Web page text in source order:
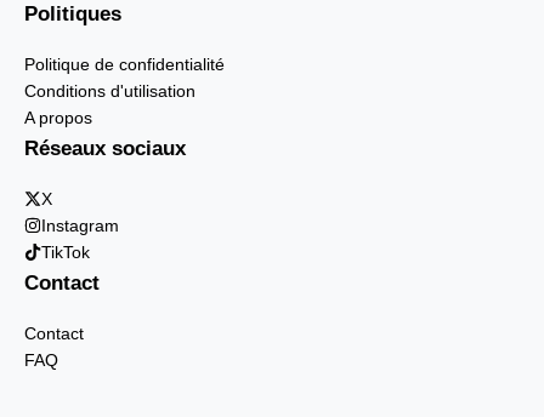
Politiques
Politique de confidentialité
Conditions d'utilisation
A propos
Réseaux sociaux
X
Instagram
TikTok
Contact
Contact
FAQ